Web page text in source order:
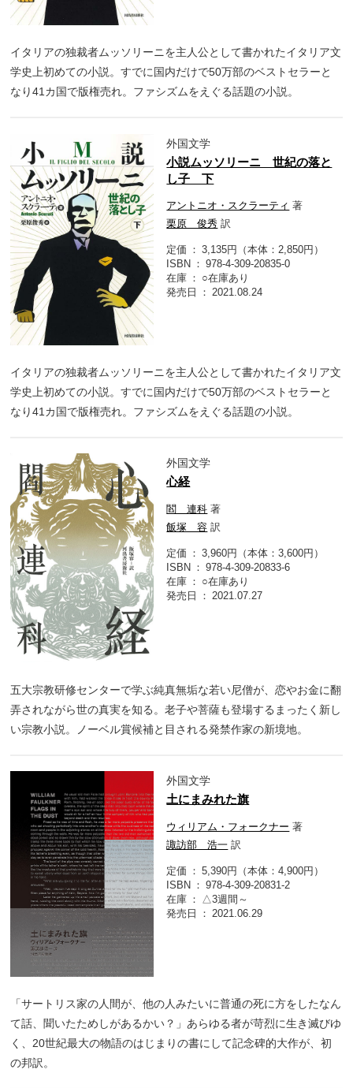
イタリアの独裁者ムッソリーニを主人公として書かれたイタリア文
学史上初めての小説。すでに国内だけで50万部のベストセラーと
なり41カ国で版権売れ。ファシズムをえぐる話題の小説。
外国文学
小説ムッソリーニ 世紀の落と
し子 下
アントニオ・スクラーティ 著
栗原 俊秀 訳
定価
3,135円（本体：2,850円）
ISBN
978-4-309-20835-0
在庫
○在庫あり
発売日
2021.08.24
イタリアの独裁者ムッソリーニを主人公として書かれたイタリア文
学史上初めての小説。すでに国内だけで50万部のベストセラーと
なり41カ国で版権売れ。ファシズムをえぐる話題の小説。
外国文学
心経
閻 連科 著
飯塚 容 訳
定価
3,960円（本体：3,600円）
ISBN
978-4-309-20833-6
在庫
○在庫あり
発売日
2021.07.27
五大宗教研修センターで学ぶ純真無垢な若い尼僧が、恋やお金に翻
弄されながら世の真実を知る。老子や菩薩も登場するまったく新し
い宗教小説。ノーベル賞候補と目される発禁作家の新境地。
外国文学
土にまみれた旗
ウィリアム・フォークナー 著
諏訪部 浩一 訳
定価
5,390円（本体：4,900円）
ISBN
978-4-309-20831-2
在庫
△3週間～
発売日
2021.06.29
「サートリス家の人間が、他の人みたいに普通の死に方をしたなん
て話、聞いたためしがあるかい？」あらゆる者が苛烈に生き滅びゆ
く、20世紀最大の物語のはじまりの書にして記念碑的大作が、初
の邦訳。